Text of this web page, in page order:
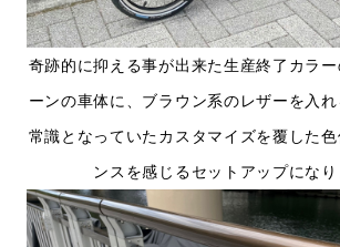
奇跡的に抑える事が出来た生産終了カラ
ーンの車体に、ブラウン系のレザーを入
常識となっていたカスタマイズを覆した
ンスを感じるセットアップになり